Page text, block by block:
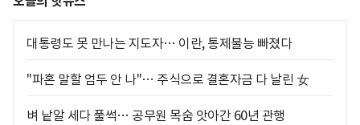
대통령도 못 만나는 지도자… 이란, 통제불능 빠졌다
"파혼 말할 엄두 안 나"… 주식으로 결혼자금 다 날린 女
벼 낱알 세다 풀썩… 공무원 목숨 앗아간 60년 관행